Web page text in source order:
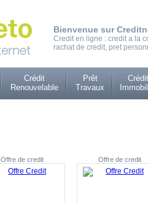
Bienvenue sur
Credit en ligne : credit a la
rachat de credit, pret
Crédit
Renouvelable
Prêt
Travaux
Crédit
Offre de credit Offre de credit